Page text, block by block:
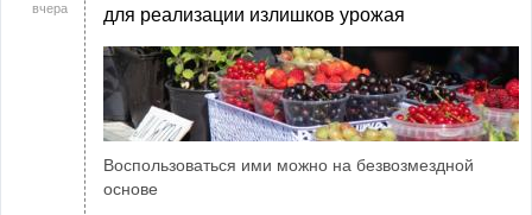
вчера
для реализации излишков урожая
Воспользоваться ими можно на безвозмездной
основе